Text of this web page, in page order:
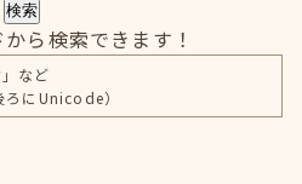
検索
ら検索できます！
など
にUnicode）